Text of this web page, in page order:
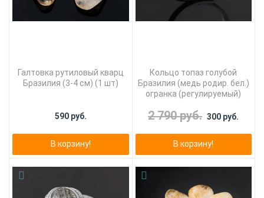
Галтовка рутиловый кварц
Бразилия (3-4 см) (1 шт)
590 руб.
В корзину!
Кольцо топаз голубой
Бразилия (медь родир. бел.)
огранка (регулируемый)
2 790 руб. 300 руб.
В корзину!